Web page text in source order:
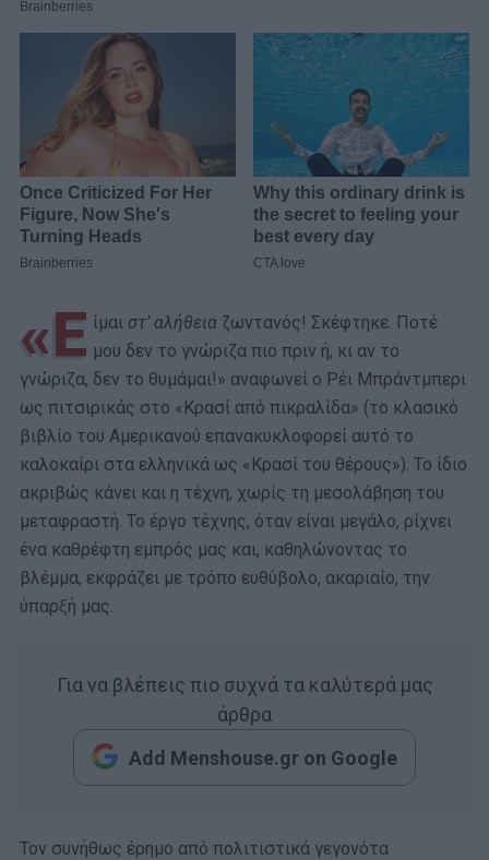
«Ε ίμαι στ’ αλήθεια ζωντανός! Σκέφτηκε. Ποτέ
μου δεν το γνώριζα πιο πριν ή, κι αν το
γνώριζα, δεν το θυμάμαι!» αναφωνεί ο Ρέι Μπράντμπερι
ως πιτσιρικάς στο «Κρασί από πικραλίδα» (το κλασικό
βιβλίο του Αμερικανού επανακυκλοφορεί αυτό το
καλοκαίρι στα ελληνικά ως «Κρασί του θέρους»). Το ίδιο
ακριβώς κάνει και η τέχνη, χωρίς τη μεσολάβηση του
μεταφραστή. Το έργο τέχνης, όταν είναι μεγάλο, ρίχνει
ένα καθρέφτη εμπρός μας και, καθηλώνοντας το
βλέμμα, εκφράζει με τρόπο ευθύβολο, ακαριαίο, την
ύπαρξή μας.
Για να βλέπεις πιο συχνά τα καλύτερά μας
άρθρα
Add Menshouse.gr on Google
Τον συνήθως έρημο από πολιτιστικά γεγονότα